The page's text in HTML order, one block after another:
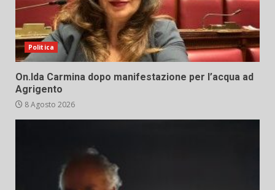
Politica
On.Ida Carmina dopo manifestazione per l’acqua ad
Agrigento
8 Agosto 2026